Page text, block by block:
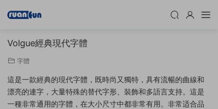
Volgue經典現代字體
字體
這是一款經典的現代字體，既時尚又獨特，具有流暢的曲線和
漂亮的連字，大量特殊的替代字形、裝飾和多語言支持。這是
一種非常通用的字體，在大小尺寸中都非常有用。非常适合品